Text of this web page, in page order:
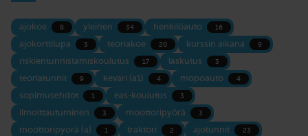
ajokoe 8 yleinen 34 henkilöauto 16
ajokorttilupa 3 teoriakoe 20 kurssin aikana 9
riskientunnistamiskoulutus 17 laskutus 3
teoriatunnit 9 kevari (a1) 4 mopoauto 4
sopimusehdot 1 eas-koulutus 3
ilmoittautuminen 3 moottoripyörä 3
moottoripyorä (a) 1 traktori 2 ajotunnit 23